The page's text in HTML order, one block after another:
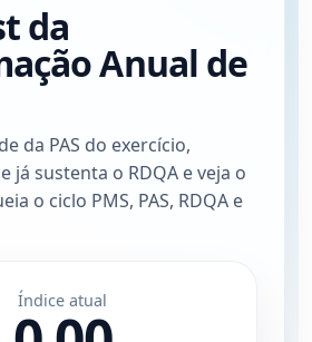
da
Anual de
da PAS do exercício,
já sustenta o RDQA e veja o
o ciclo PMS, PAS, RDQA e
Índice atual